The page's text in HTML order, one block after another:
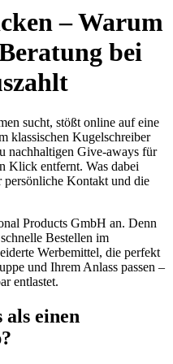
– Warum
bei
sucht, stößt online auf eine
klassischen Kugelschreiber
nachhaltigen Give-aways für
Klick entfernt. Was dabei
persönliche Kontakt und die
Products GmbH an. Denn
Bestellen im
Werbemittel, die perfekt
und Ihrem Anlass passen –
entlastet.
als einen